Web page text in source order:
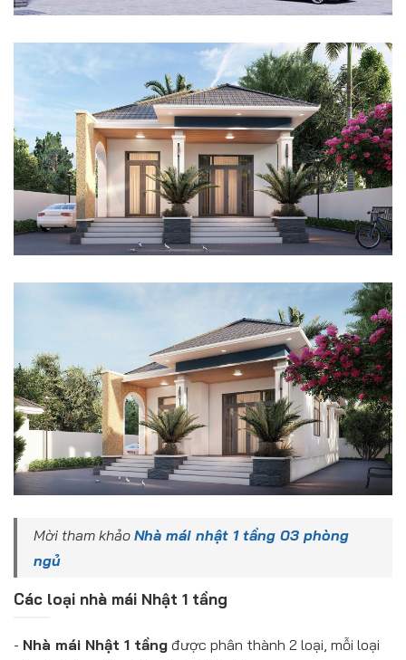
Mời tham khảo Nhà mái nhật 1 tầng 03 phòng
ngủ
Các loại nhà mái Nhật 1 tầng
- Nhà mái Nhật 1 tầng được phân thành 2 loại, mỗi loại